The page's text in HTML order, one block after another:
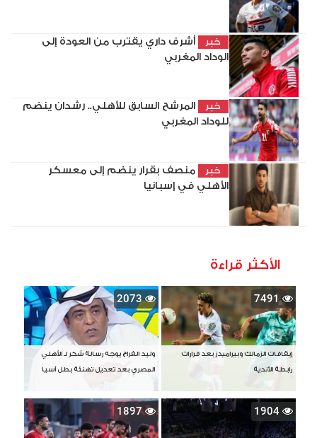
خبر
أشرف داري يقترب من العودة إلى
الوداد المغربي
خبر
المرشح السابق للأهلي.. رشدان ينضم
للوداد المغربي
خبر
منصف بقرار ينضم إلى معسكر
الأهلي في إسبانيا
الأكثر قراءة
7491
إيقافات الزمالك وبيراميدز بعد قرارات
رابطة الأندية
2073
وليد الفراج يوجه رسالة شكر لـ الأهلي
المصري بعد تعديل تهنئة بطل آسيا
1904
1897